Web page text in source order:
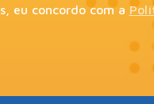
eu concordo com a